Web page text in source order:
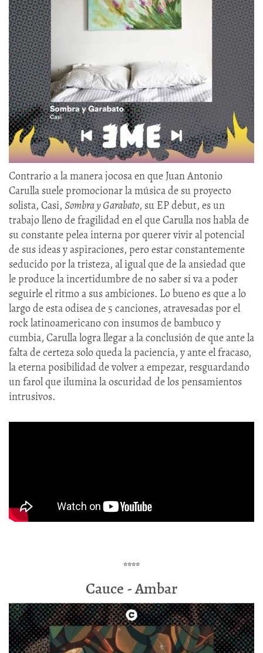
Contrario a la manera jocosa en que Juan Antonio
Carulla suele promocionar la música de su proyecto
solista, Casi, Sombra y Garabato, su EP debut, es un
trabajo lleno de fragilidad en el que Carulla nos habla de
su constante pelea interna por querer vivir al potencial
de sus ideas y aspiraciones, pero estar constantemente
seducido por la tristeza, al igual que de la ansiedad que
le produce la incertidumbre de no saber si va a poder
seguirle el ritmo a sus ambiciones. Lo bueno es que a lo
largo de esta odisea de 5 canciones, atravesadas por el
rock latinoamericano con insumos de bambuco y
cumbia, Carulla logra llegar a la conclusión de que ante la
falta de certeza solo queda la paciencia, y ante el fracaso,
la eterna posibilidad de volver a empezar, resguardando
un farol que ilumina la oscuridad de los pensamientos
intrusivos.
****
Cauce - Ambar